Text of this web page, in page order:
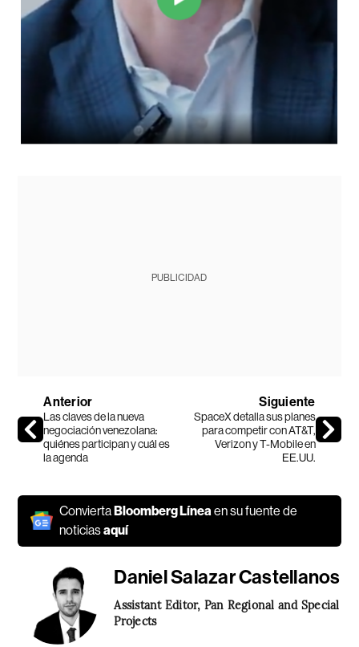
PUBLICIDAD
Anterior
Las claves de la nueva
negociación venezolana:
quiénes participan y cuál es
la agenda
Siguiente
SpaceX detalla sus planes
para competir con AT&T,
Verizon y T-Mobile en
EE.UU.
ConviertaBloomberg Línea en su fuente de
noticiasaquí
Daniel Salazar Castellanos
Assistant Editor, Pan Regional and Special
Projects